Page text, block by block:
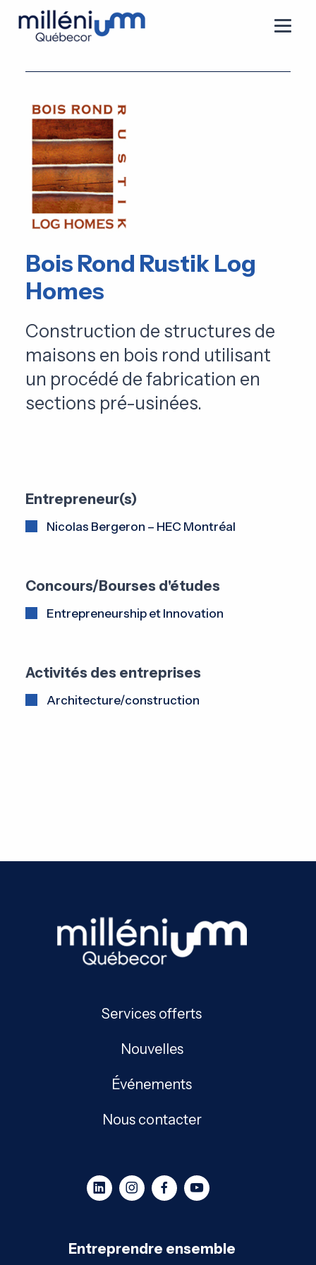
Bois Rond Rustik Log
Homes
Construction de structures de
maisons en bois rond utilisant
un procédé de fabrication en
sections pré-usinées.
Entrepreneur(s)
Nicolas Bergeron – HEC Montréal
Concours/Bourses d'études
Entrepreneurship et Innovation
Activités des entreprises
Architecture/construction
Services offerts
Nouvelles
Événements
Nous contacter
Entreprendre ensemble